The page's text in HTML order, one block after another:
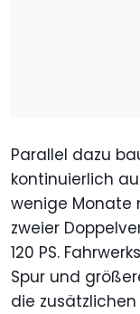
Parallel dazu
kontinuierlich
wenige Monate
zweier
120 PS.
Spur und
die